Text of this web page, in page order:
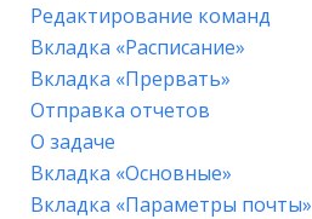
Редактирование команд
Вкладка «Расписание»
Вкладка «Прервать»
Отправка отчетов
О задаче
Вкладка «Основные»
Вкладка «Параметры почты»